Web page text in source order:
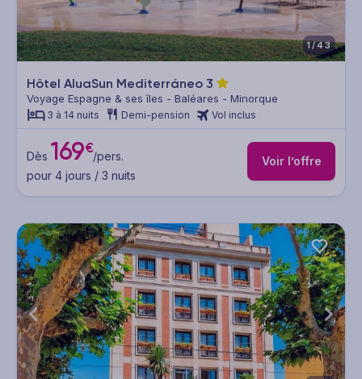
1/43
Hôtel AluaSun Mediterráneo 3
Voyage Espagne & ses îles - Baléares - Minorque
3 à 14 nuits Demi-pension Vol inclus
Dès 169€/pers.
pour 4 jours / 3 nuits
Voir l’offre